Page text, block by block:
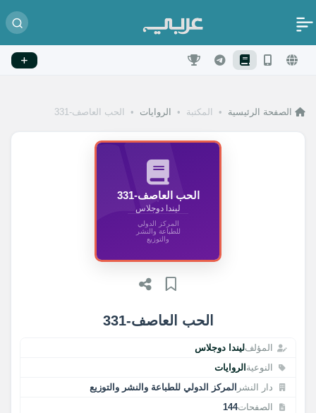
الصفحة الرئيسية • المكتبة • الروايات • الحب العاصف-331
الحب العاصف-331
المؤلفليندا دوجلاس
النوعية الروايات
دار النشر المركز الدولي للطباعة والنشر والتوزيع
الصفحات144
الحب العاصف-331
ليندا دوجلاس
المركز الدولي
للطباعة والنشر
والتوزيع